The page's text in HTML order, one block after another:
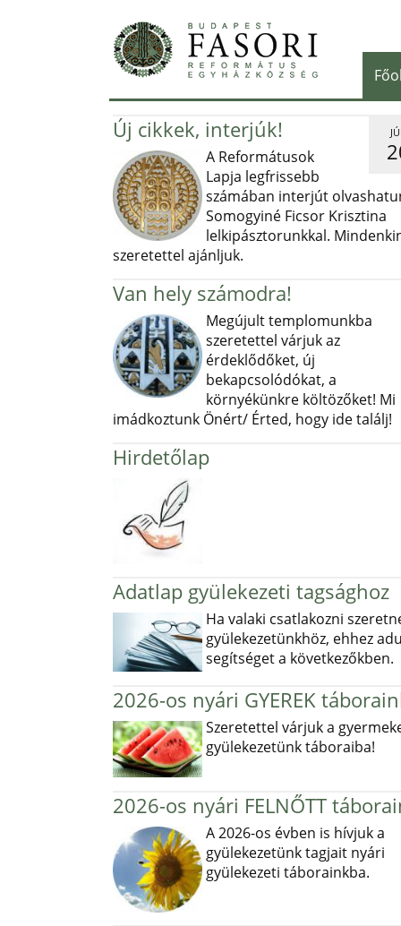
Új cikkek, interjúk!
A Reformátusok
Lapja legfrissebb
számában interjút
Somogyiné Ficsor Krisztina
lelkipásztorunkkal.
szeretettel ajánljuk.
Van hely számodra!
Megújult templomunkba
szeretettel várjuk az
érdeklődőket, új
bekapcsolódókat, a
környékünkre költözőket! Mi
imádkoztunk Önért/ Érted, hogy ide találj!
Hirdetőlap
Adatlap gyülekezeti tagsághoz
Ha valaki csatlakozni
gyülekezetünkhöz, ehhez
segítséget a következőkben.
2026-os nyári GYEREK
Szeretettel várjuk a
gyülekezetünk táboraiba!
2026-os nyári FELNŐTT
A 2026-os évben is hívjuk a
gyülekezetünk tagjait nyári
gyülekezeti táborainkba.